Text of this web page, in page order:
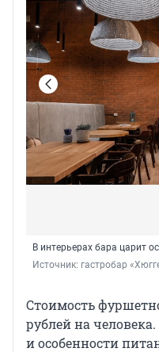
В интерьерах бара царит
Источник: гастробар
Стоимость
рублей на
и особенности